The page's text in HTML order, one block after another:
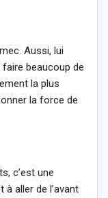
Aussi, lui
faire beaucoup de
la plus
la force de
c’est une
à aller de l’avant